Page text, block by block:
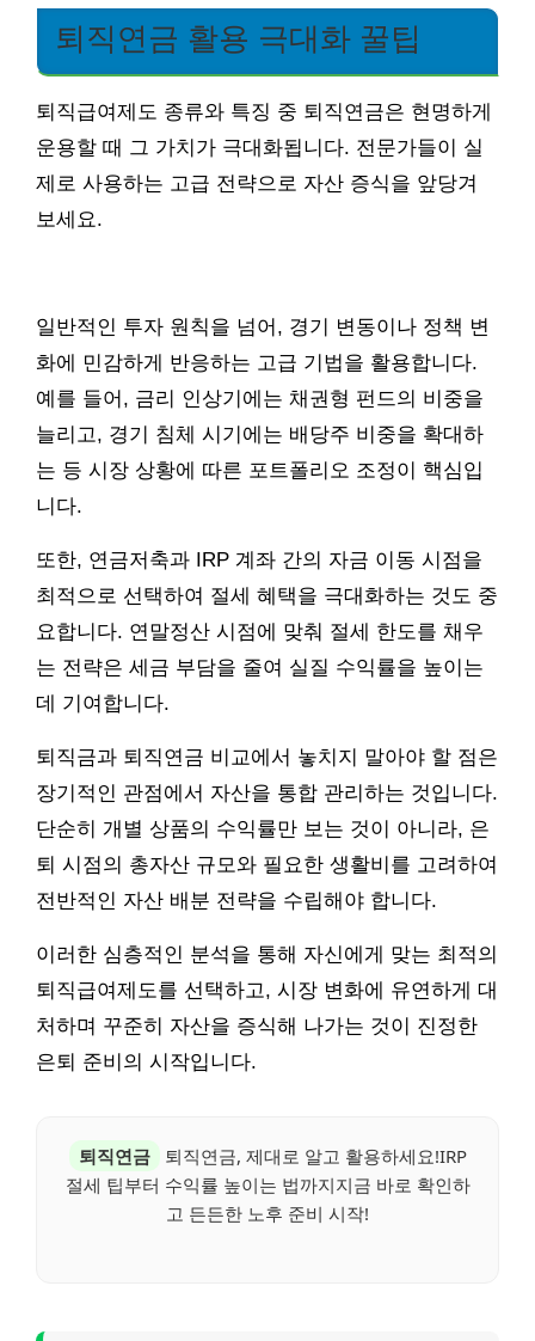
퇴직연금 활용 극대화 꿀팁
퇴직급여제도 종류와 특징 중 퇴직연금은 현명하게
운용할 때 그 가치가 극대화됩니다. 전문가들이 실
제로 사용하는 고급 전략으로 자산 증식을 앞당겨
보세요.
일반적인 투자 원칙을 넘어, 경기 변동이나 정책 변
화에 민감하게 반응하는 고급 기법을 활용합니다.
예를 들어, 금리 인상기에는 채권형 펀드의 비중을
늘리고, 경기 침체 시기에는 배당주 비중을 확대하
는 등 시장 상황에 따른 포트폴리오 조정이 핵심입
니다.
또한, 연금저축과 IRP 계좌 간의 자금 이동 시점을
최적으로 선택하여 절세 혜택을 극대화하는 것도 중
요합니다. 연말정산 시점에 맞춰 절세 한도를 채우
는 전략은 세금 부담을 줄여 실질 수익률을 높이는
데 기여합니다.
퇴직금과 퇴직연금 비교에서 놓치지 말아야 할 점은
장기적인 관점에서 자산을 통합 관리하는 것입니다.
단순히 개별 상품의 수익률만 보는 것이 아니라, 은
퇴 시점의 총자산 규모와 필요한 생활비를 고려하여
전반적인 자산 배분 전략을 수립해야 합니다.
이러한 심층적인 분석을 통해 자신에게 맞는 최적의
퇴직급여제도를 선택하고, 시장 변화에 유연하게 대
처하며 꾸준히 자산을 증식해 나가는 것이 진정한
은퇴 준비의 시작입니다.
퇴직연금
퇴직연금, 제대로 알고 활용하세요!IRP
절세 팁부터 수익률 높이는 법까지지금 바로 확인하
고 든든한 노후 준비 시작!